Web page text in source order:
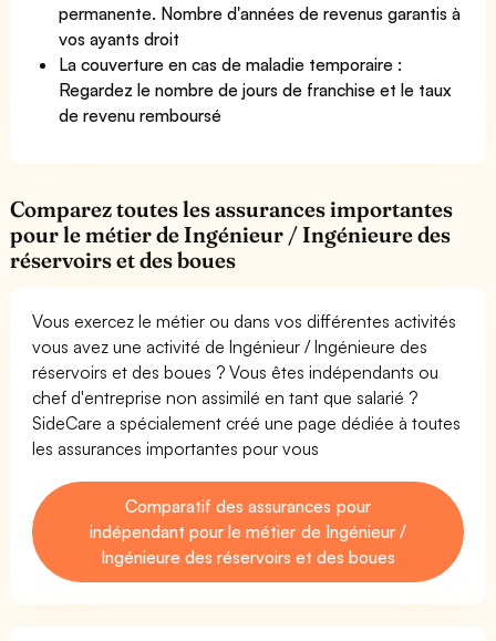
permanente. Nombre d'années de revenus garantis à
vos ayants droit
La couverture en cas de maladie temporaire :
Regardez le nombre de jours de franchise et le taux
de revenu remboursé
Comparez toutes les assurances importantes
pour le métier de Ingénieur / Ingénieure des
réservoirs et des boues
Vous exercez le métier ou dans vos différentes activités
vous avez une activité de Ingénieur / Ingénieure des
réservoirs et des boues ? Vous êtes indépendants ou
chef d'entreprise non assimilé en tant que salarié ?
SideCare a spécialement créé une page dédiée à toutes
les assurances importantes pour vous
Comparatif des assurances pour
indépendant pour le métier de Ingénieur /
Ingénieure des réservoirs et des boues